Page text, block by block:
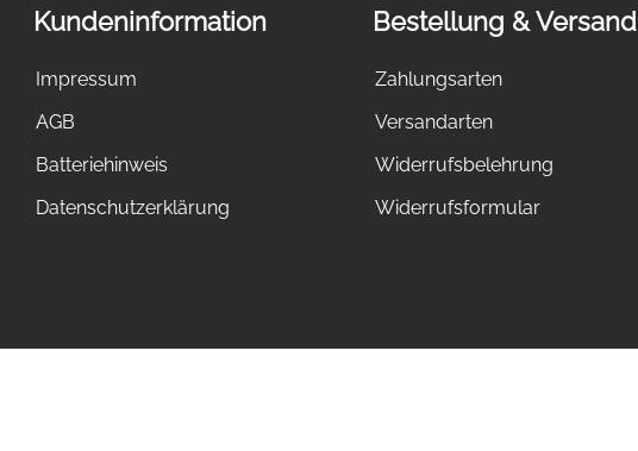
Kundeninformation
Impressum
AGB
Batteriehinweis
Datenschutzerklärung
Bestellung & Versand
Zahlungsarten
Versandarten
Widerrufsbelehrung
Widerrufsformular